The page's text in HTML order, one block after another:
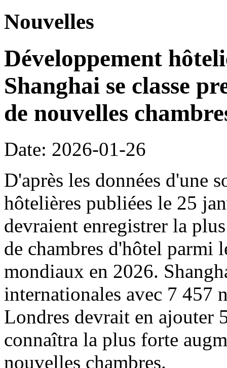
Nouvelles
Développement
Shanghai se classe
de nouvelles
Date: 2026-01-26
D'après les données d'une
hôtelières publiées le 25
devraient enregistrer la
de chambres d'hôtel parmi
mondiaux en 2026.
internationales avec 7 457
Londres devrait en ajouter
connaîtra la plus forte
nouvelles chambres.